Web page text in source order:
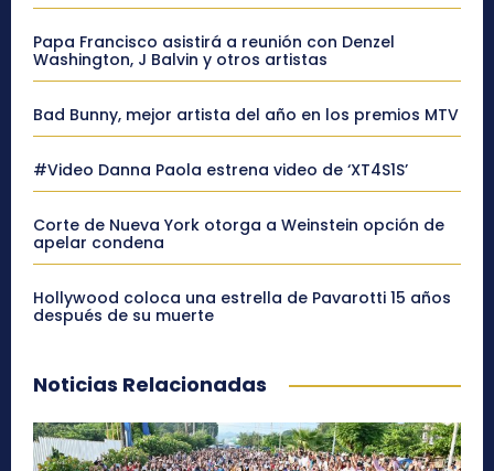
Papa Francisco asistirá a reunión con Denzel
Washington, J Balvin y otros artistas
Bad Bunny, mejor artista del año en los premios MTV
#Video Danna Paola estrena video de ‘XT4S1S’
Corte de Nueva York otorga a Weinstein opción de
apelar condena
Hollywood coloca una estrella de Pavarotti 15 años
después de su muerte
Noticias Relacionadas